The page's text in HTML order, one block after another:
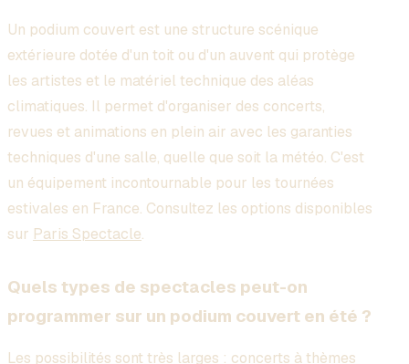
Un podium couvert est une structure scénique
extérieure dotée d'un toit ou d'un auvent qui protège
les artistes et le matériel technique des aléas
climatiques. Il permet d'organiser des concerts,
revues et animations en plein air avec les garanties
techniques d'une salle, quelle que soit la météo. C'est
un équipement incontournable pour les tournées
estivales en France. Consultez les options disponibles
sur Paris Spectacle.
Quels types de spectacles peut-on
programmer sur un podium couvert en été ?
Les possibilités sont très larges : concerts à thèmes